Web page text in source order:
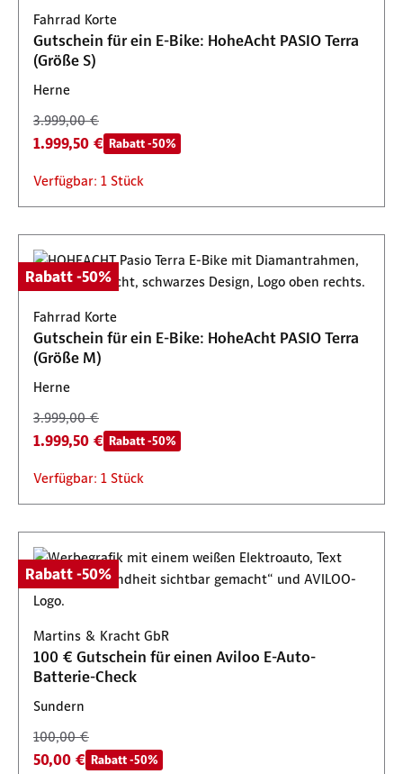
Fahrrad Korte
Gutschein für ein E-Bike: HoheAcht PASIO Terra
(Größe S)
Herne
3.999,00 €
1.999,50 € Rabatt -50%
Verfügbar: 1 Stück
Rabatt -50%
Fahrrad Korte
Gutschein für ein E-Bike: HoheAcht PASIO Terra
(Größe M)
Herne
3.999,00 €
1.999,50 € Rabatt -50%
Verfügbar: 1 Stück
Rabatt -50%
Martins & Kracht GbR
100 € Gutschein für einen Aviloo E-Auto-
Batterie-Check
Sundern
100,00 €
50,00 € Rabatt -50%